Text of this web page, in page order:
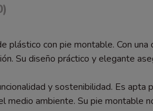
con pie montable. Con
Su diseño práctico y elegante
y sostenibilidad. Es
ambiente. Su pie